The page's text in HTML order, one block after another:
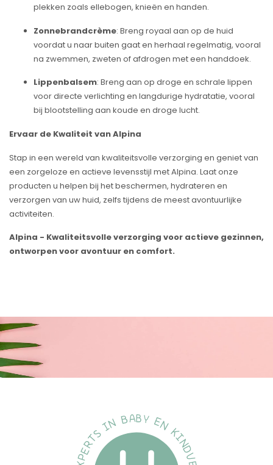
plekken zoals ellebogen, knieën en handen.
Zonnebrandcrème: Breng royaal aan op de huid
voordat u naar buiten gaat en herhaal regelmatig, vooral
na zwemmen, zweten of afdrogen met een handdoek.
Lippenbalsem: Breng aan op droge en schrale lippen
voor directe verlichting en langdurige hydratatie, vooral
bij blootstelling aan koude en droge lucht.
Ervaar de Kwaliteit van Alpina
Stap in een wereld van kwaliteitsvolle verzorging en geniet van
een zorgeloze en actieve levensstijl met Alpina. Laat onze
producten u helpen bij het beschermen, hydrateren en
verzorgen van uw huid, zelfs tijdens de meest avontuurlijke
activiteiten.
Alpina - Kwaliteitsvolle verzorging voor actieve gezinnen,
ontworpen voor avontuur en comfort.